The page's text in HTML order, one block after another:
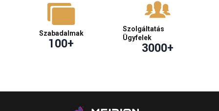
Szabadalmak
100+
Szolgáltatás
Ügyfelek
3000+